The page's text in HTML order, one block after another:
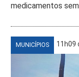
medicamentos
MUNICÍPIOS 11h09